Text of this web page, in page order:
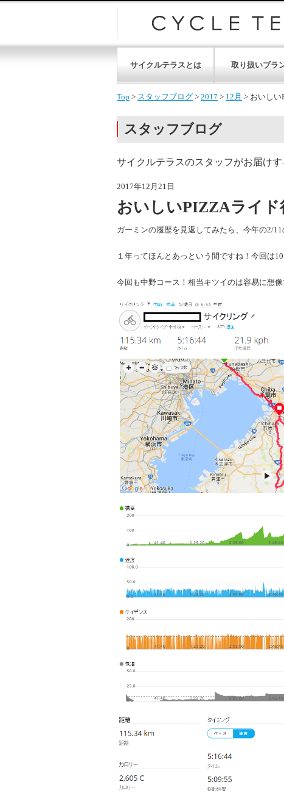
サイクルテラスとは 取り扱いブラ
Top > スタッフブログ > 2017 > 12月 > おいしい
スタッフブログ
サイクルテラスのスタッフがお届けす
2017年12月21日
おいしいPIZZAライド
ガーミンの履歴を見返してみたら、今年の2/
１年ってほんとあっという間ですね！今回は
今回も中野コース！相当キツイのは容易に想